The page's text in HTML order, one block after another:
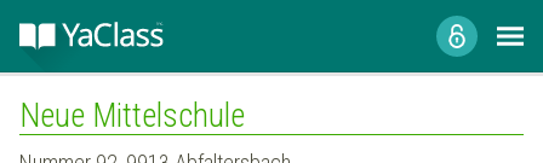
Neue Mittelschule